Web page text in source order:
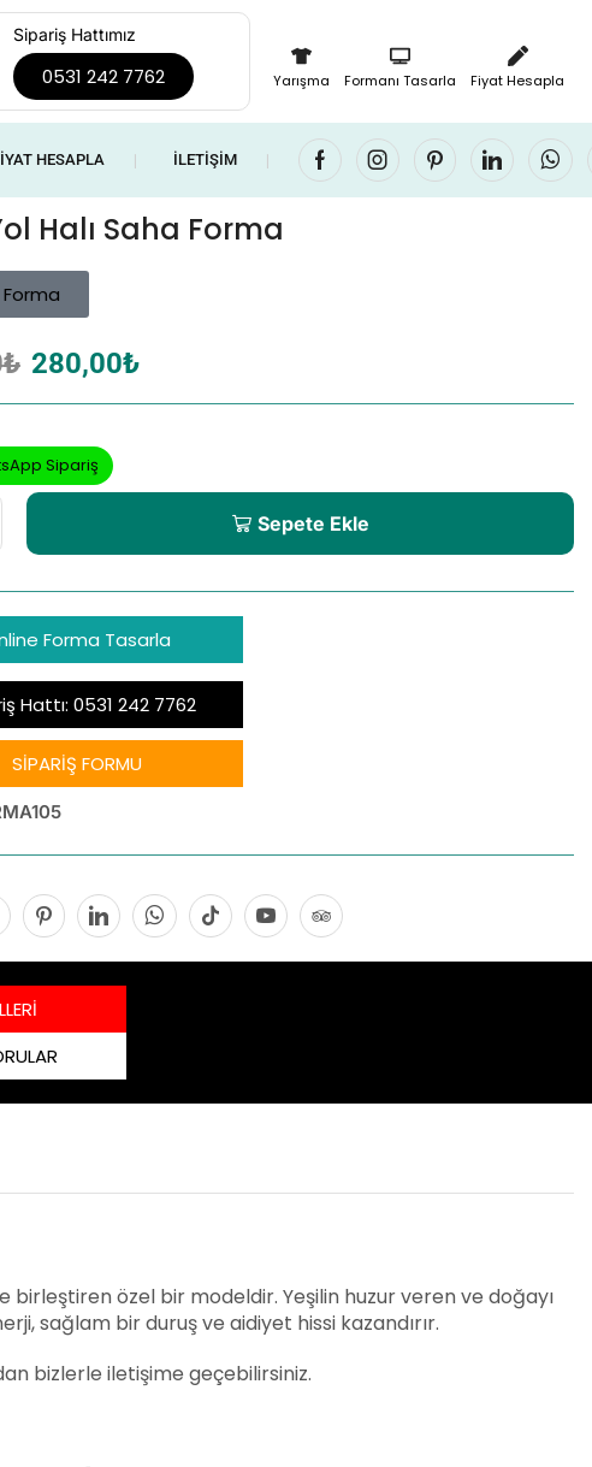
Sipariş Hattımız
0531 242 7762 Yarışma Formanı Tasarla Fiyat Hesapla
HESAPLA ❘ İLETIŞIM ❘
Halı Saha Forma
₺ 280,00₺
Sipariş
Sepete Ekle
Forma Tasarla
Hattı: 0531 242 7762
SİPARİŞ FORMU
birleştiren özel bir modeldir. Yeşilin huzur veren ve doğayı
sağlam bir duruş ve aidiyet hissi kazandırır.
bizlerle iletişime geçebilirsiniz.